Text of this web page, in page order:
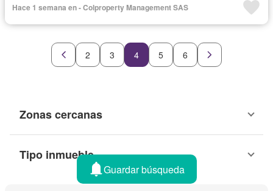
Hace 1 semana en - Colproperty Management SAS
2 3 4 5 6
Zonas cercanas
Tipo inmueble
Guardar búsqueda